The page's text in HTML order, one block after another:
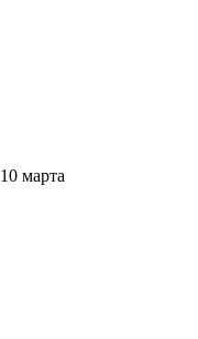
10 марта